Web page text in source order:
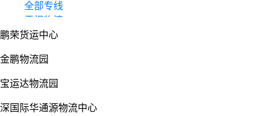
全部专线
零担物流
整车货运
鹏荣货运中心
金鹏物流园
宝运达物流园
深国际华通源物流中心